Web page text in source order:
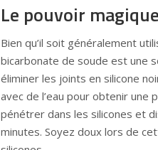
Le pouvoir
Bien qu’il soit généralement
bicarbonate de soude est une
éliminer les joints en silicone
avec de l’eau pour obtenir
pénétrer dans les silicones et
minutes. Soyez doux lors de